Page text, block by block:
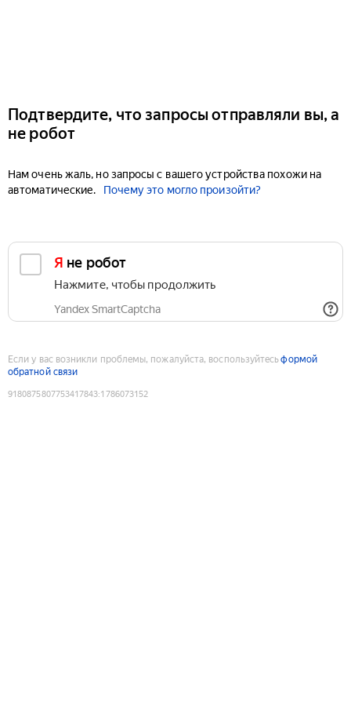
Подтвердите, что запросы отправляли вы, а
не робот
Нам очень жаль, но запросы с вашего устройства похожи на
автоматические.
Почему это могло произойти?
Я не робот
Нажмите, чтобы продолжить
Yandex SmartCaptcha
Если у вас возникли проблемы, пожалуйста, воспользуйтесьформой
обратной связи
9180875807753417843:1786073152